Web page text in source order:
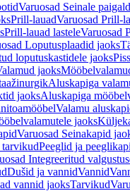
Varuosad Seinale
Prill-lauadVaruosad Prill-
Prill-lauad lasteleVaruosad
Loputusplaadid jaoks
loputuskastidele jaoks
jaoks
Aluskapiga
jaoksAluskapiga
Valamu
jaoks
Varuosad Seinakapid
tarvikudPeeglid ja
Integreeritud
Dušid ja vannidVannid
vannid jaoksTarvikud